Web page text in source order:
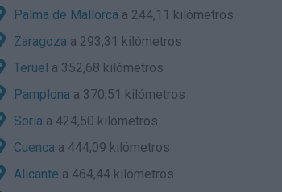
Palma de Mallorca a 244,11 kilómetros
Zaragoza a 293,31 kilómetros
Teruel a 352,68 kilómetros
Pamplona a 370,51 kilómetros
Soria a 424,50 kilómetros
Cuenca a 444,09 kilómetros
Alicante a 464,44 kilómetros